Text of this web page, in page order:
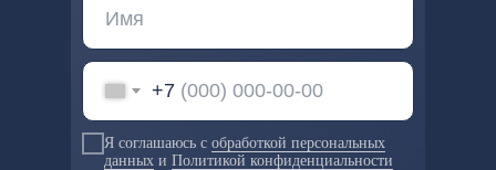
+7
Я соглашаюсь с обработкой персональных
данных и Политикой конфиденциальности